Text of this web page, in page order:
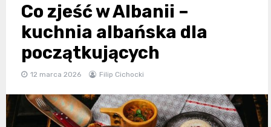
Co zjeść w Albanii –
kuchnia albańska dla
początkujących
12 marca 2026 Filip Cichocki